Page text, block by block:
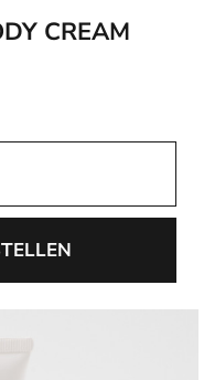
CREAM